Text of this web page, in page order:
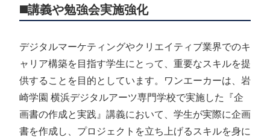
◼️講義や勉強会実施強化
デジタルマーケティングやクリエイティブ業界でのキ
ャリア構築を目指す学生にとって、重要なスキルを提
供することを目的としています。ワンエーカーは、岩
崎学園 横浜デジタルアーツ専門学校で実施した『企
画書の作成と実践』講義において、学生が実際に企画
書を作成し、プロジェクトを立ち上げるスキルを身に